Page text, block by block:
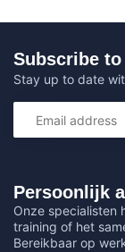
Persoonlijk
Onze specialisten
training of het
Bereikbaar op
Subscribe
Stay up to date